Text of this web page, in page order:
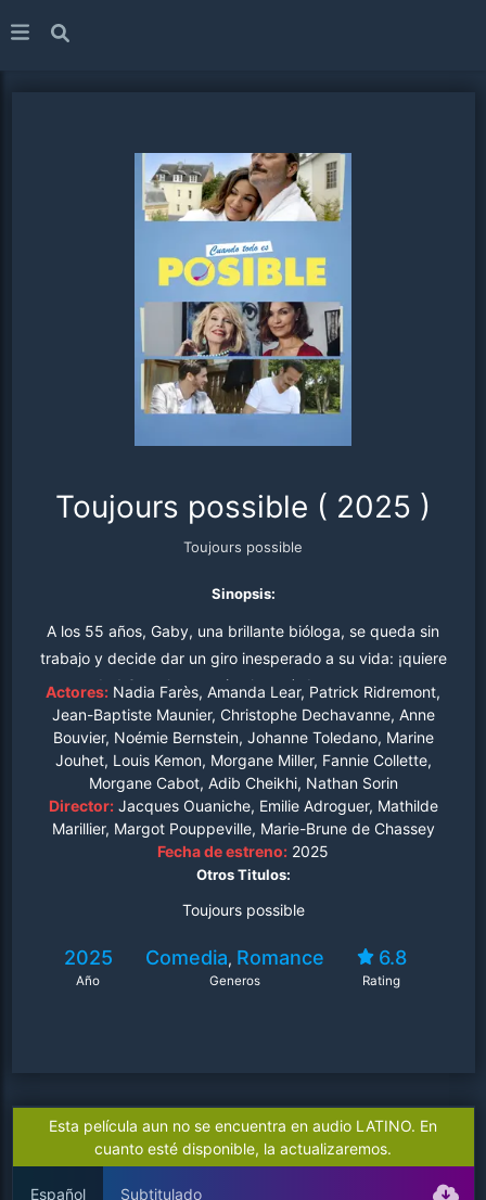
Toujours possible ( 2025 )
Toujours possible
Sinopsis:
A los 55 años, Gaby, una brillante bióloga, se queda sin
trabajo y decide dar un giro inesperado a su vida: ¡quiere
ser madre! Con el apoyo (y el caos) de su extravagante
madre y un catálogo de donantes en la mano, se
embarca en la misión de encontrar el esperma perfecto.
Al mismo tiempo, Pierre, de 56 años, lucha contra el paso
del tiempo intentando reinventarse para volver a
enamorar. En esta comedia tierna y audaz, el deseo de
vivir, amar y empezar de nuevo demuestra que nunca es
tarde para empezar de verdad.
Actores: Nadia Farès, Amanda Lear, Patrick Ridremont,
Jean-Baptiste Maunier, Christophe Dechavanne, Anne
Bouvier, Noémie Bernstein, Johanne Toledano, Marine
Jouhet, Louis Kemon, Morgane Miller, Fannie Collette,
Morgane Cabot, Adib Cheikhi, Nathan Sorin
Director: Jacques Ouaniche, Emilie Adroguer, Mathilde
Marillier, Margot Pouppeville, Marie-Brune de Chassey
Fecha de estreno: 2025
Otros Titulos:
Toujours possible
2025
Año
Comedia, Romance
Generos
6.8
Rating
Esta película aun no se encuentra en audio LATINO. En
cuanto esté disponible, la actualizaremos.
Español Subtitulado